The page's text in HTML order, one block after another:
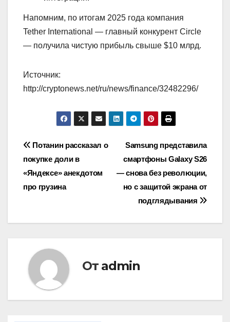
Напомним, по итогам 2025 года компания
Tether International — главный конкурент Circle
— получила чистую прибыль свыше $10 млрд.
Источник:
http://cryptonews.net/ru/news/finance/32482296/
Навигация
по
записям
Samsung представила
смартфоны Galaxy S26
— снова без революции,
но с защитой экрана от
подглядывания
Потанин рассказал о
покупке доли в
«Яндексе» анекдотом
про грузина
От admin